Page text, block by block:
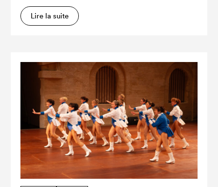
Lire la suite